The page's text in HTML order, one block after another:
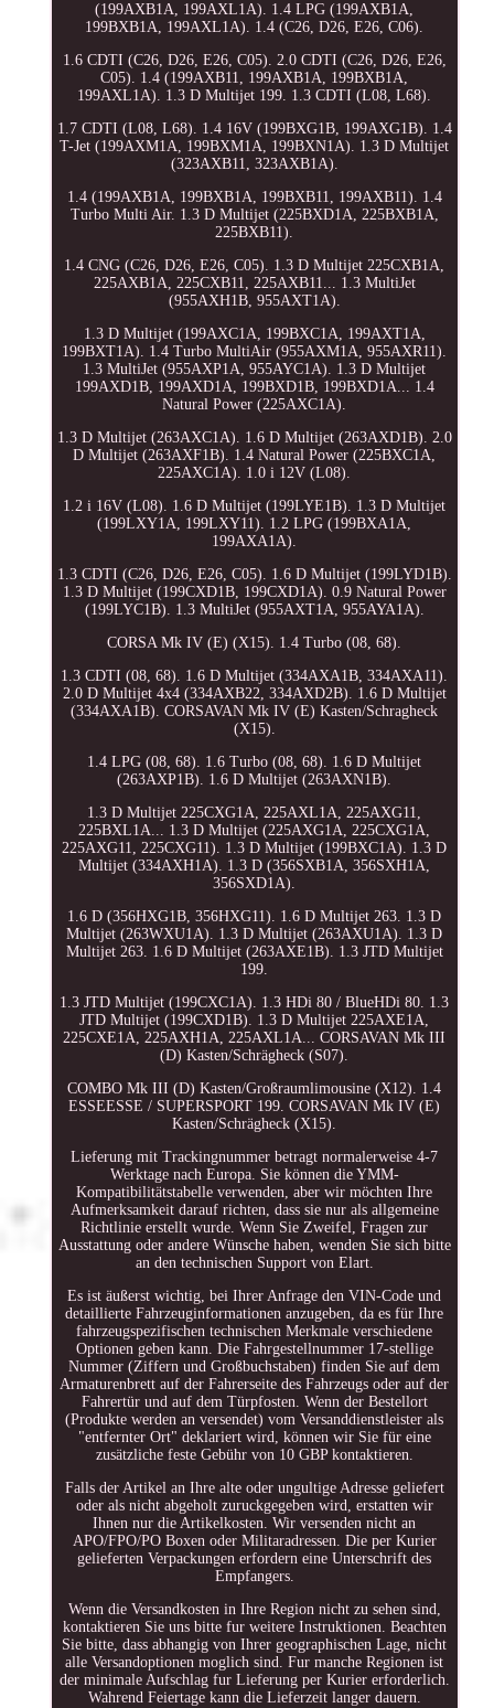
(199AXB1A, 199AXL1A). 1.4 LPG (199AXB1A,
199BXB1A, 199AXL1A). 1.4 (C26, D26, E26, C06).
1.6 CDTI (C26, D26, E26, C05). 2.0 CDTI (C26, D26, E26,
C05). 1.4 (199AXB11, 199AXB1A, 199BXB1A,
199AXL1A). 1.3 D Multijet 199. 1.3 CDTI (L08, L68).
1.7 CDTI (L08, L68). 1.4 16V (199BXG1B, 199AXG1B). 1.4
T-Jet (199AXM1A, 199BXM1A, 199BXN1A). 1.3 D Multijet
(323AXB11, 323AXB1A).
1.4 (199AXB1A, 199BXB1A, 199BXB11, 199AXB11). 1.4
Turbo Multi Air. 1.3 D Multijet (225BXD1A, 225BXB1A,
225BXB11).
1.4 CNG (C26, D26, E26, C05). 1.3 D Multijet 225CXB1A,
225AXB1A, 225CXB11, 225AXB11... 1.3 MultiJet
(955AXH1B, 955AXT1A).
1.3 D Multijet (199AXC1A, 199BXC1A, 199AXT1A,
199BXT1A). 1.4 Turbo MultiAir (955AXM1A, 955AXR11).
1.3 MultiJet (955AXP1A, 955AYC1A). 1.3 D Multijet
199AXD1B, 199AXD1A, 199BXD1B, 199BXD1A... 1.4
Natural Power (225AXC1A).
1.3 D Multijet (263AXC1A). 1.6 D Multijet (263AXD1B). 2.0
D Multijet (263AXF1B). 1.4 Natural Power (225BXC1A,
225AXC1A). 1.0 i 12V (L08).
1.2 i 16V (L08). 1.6 D Multijet (199LYE1B). 1.3 D Multijet
(199LXY1A, 199LXY11). 1.2 LPG (199BXA1A,
199AXA1A).
1.3 CDTI (C26, D26, E26, C05). 1.6 D Multijet (199LYD1B).
1.3 D Multijet (199CXD1B, 199CXD1A). 0.9 Natural Power
(199LYC1B). 1.3 MultiJet (955AXT1A, 955AYA1A).
CORSA Mk IV (E) (X15). 1.4 Turbo (08, 68).
1.3 CDTI (08, 68). 1.6 D Multijet (334AXA1B, 334AXA11).
2.0 D Multijet 4x4 (334AXB22, 334AXD2B). 1.6 D Multijet
(334AXA1B). CORSAVAN Mk IV (E) Kasten/Schragheck
(X15).
1.4 LPG (08, 68). 1.6 Turbo (08, 68). 1.6 D Multijet
(263AXP1B). 1.6 D Multijet (263AXN1B).
1.3 D Multijet 225CXG1A, 225AXL1A, 225AXG11,
225BXL1A... 1.3 D Multijet (225AXG1A, 225CXG1A,
225AXG11, 225CXG11). 1.3 D Multijet (199BXC1A). 1.3 D
Multijet (334AXH1A). 1.3 D (356SXB1A, 356SXH1A,
356SXD1A).
1.6 D (356HXG1B, 356HXG11). 1.6 D Multijet 263. 1.3 D
Multijet (263WXU1A). 1.3 D Multijet (263AXU1A). 1.3 D
Multijet 263. 1.6 D Multijet (263AXE1B). 1.3 JTD Multijet
199.
1.3 JTD Multijet (199CXC1A). 1.3 HDi 80 / BlueHDi 80. 1.3
JTD Multijet (199CXD1B). 1.3 D Multijet 225AXE1A,
225CXE1A, 225AXH1A, 225AXL1A... CORSAVAN Mk III
(D) Kasten/Schrägheck (S07).
COMBO Mk III (D) Kasten/Großraumlimousine (X12). 1.4
ESSEESSE / SUPERSPORT 199. CORSAVAN Mk IV (E)
Kasten/Schrägheck (X15).
Lieferung mit Trackingnummer betragt normalerweise 4-7
Werktage nach Europa. Sie können die YMM-
Kompatibilitätstabelle verwenden, aber wir möchten Ihre
Aufmerksamkeit darauf richten, dass sie nur als allgemeine
Richtlinie erstellt wurde. Wenn Sie Zweifel, Fragen zur
Ausstattung oder andere Wünsche haben, wenden Sie sich bitte
an den technischen Support von Elart.
Es ist äußerst wichtig, bei Ihrer Anfrage den VIN-Code und
detaillierte Fahrzeuginformationen anzugeben, da es für Ihre
fahrzeugspezifischen technischen Merkmale verschiedene
Optionen geben kann. Die Fahrgestellnummer 17-stellige
Nummer (Ziffern und Großbuchstaben) finden Sie auf dem
Armaturenbrett auf der Fahrerseite des Fahrzeugs oder auf der
Fahrertür und auf dem Türpfosten. Wenn der Bestellort
(Produkte werden an versendet) vom Versanddienstleister als
"entfernter Ort" deklariert wird, können wir Sie für eine
zusätzliche feste Gebühr von 10 GBP kontaktieren.
Falls der Artikel an Ihre alte oder ungultige Adresse geliefert
oder als nicht abgeholt zuruckgegeben wird, erstatten wir
Ihnen nur die Artikelkosten. Wir versenden nicht an
APO/FPO/PO Boxen oder Militaradressen. Die per Kurier
gelieferten Verpackungen erfordern eine Unterschrift des
Empfangers.
Wenn die Versandkosten in Ihre Region nicht zu sehen sind,
kontaktieren Sie uns bitte fur weitere Instruktionen. Beachten
Sie bitte, dass abhangig von Ihrer geographischen Lage, nicht
alle Versandoptionen moglich sind. Fur manche Regionen ist
der minimale Aufschlag fur Lieferung per Kurier erforderlich.
Wahrend Feiertage kann die Lieferzeit langer dauern.